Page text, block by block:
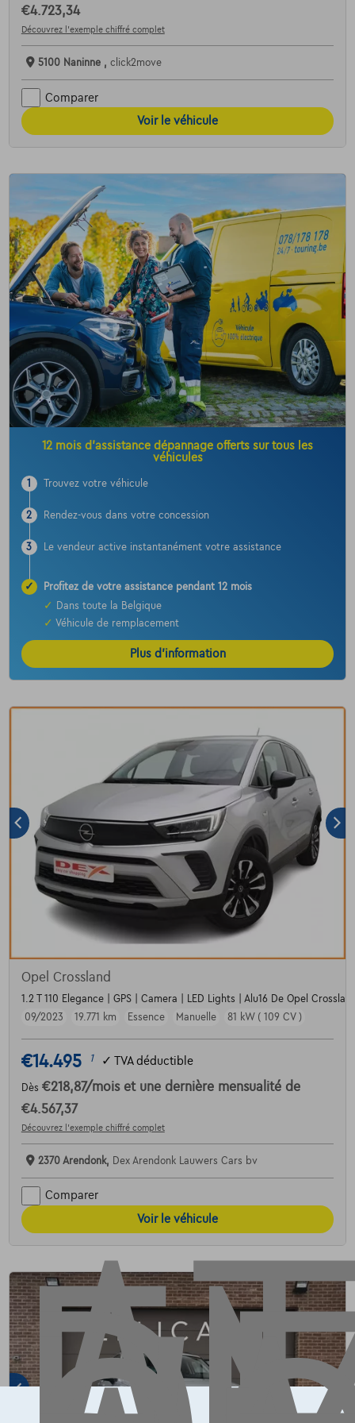
€4.723,34
Découvrez l’exemple chiffré complet
5100 Naninne , click2move
Comparer
Voir le véhicule
12 mois d’assistance dépannage offerts sur tous les
véhicules
1 Trouvez votre véhicule
2 Rendez-vous dans votre concession
3 Le vendeur active instantanément votre assistance
✓
Profitez de votre assistance pendant 12 mois
✓
Dans toute la Belgique
✓ Véhicule de remplacement
Plus d’information
Opel Crossland
1.2 T 110 Elegance | GPS | Camera | LED Lights | Alu16 De Opel
09/2023
19.771 km Essence Manuelle 81 kW ( 109 CV )
€14.495 1 ✓ TVA déductible
Dès €218,87/mois et une dernière mensualité de
€4.567,37
Découvrez l’exemple chiffré complet
2370 Arendonk, Dex Arendonk Lauwers Cars bv
Comparer
Voir le véhicule